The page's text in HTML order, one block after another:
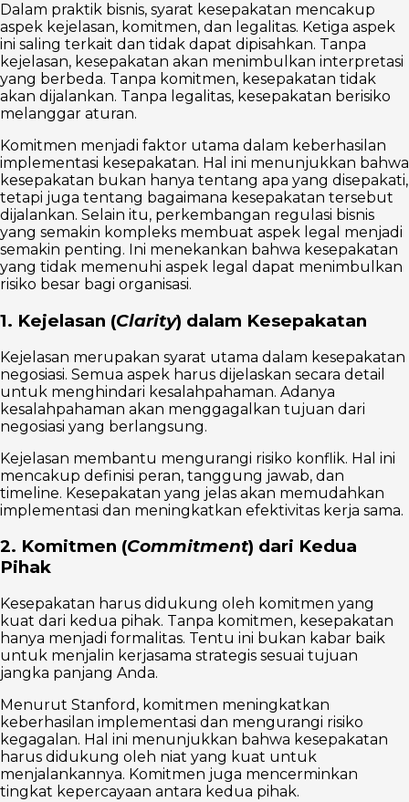
Dalam praktik bisnis, syarat kesepakatan mencakup
aspek kejelasan, komitmen, dan legalitas. Ketiga aspek
ini saling terkait dan tidak dapat dipisahkan. Tanpa
kejelasan, kesepakatan akan menimbulkan interpretasi
yang berbeda. Tanpa komitmen, kesepakatan tidak
akan dijalankan. Tanpa legalitas, kesepakatan berisiko
melanggar aturan.
Komitmen menjadi faktor utama dalam keberhasilan
implementasi kesepakatan. Hal ini menunjukkan bahwa
kesepakatan bukan hanya tentang apa yang disepakati,
tetapi juga tentang bagaimana kesepakatan tersebut
dijalankan. Selain itu, perkembangan regulasi bisnis
yang semakin kompleks membuat aspek legal menjadi
semakin penting. Ini menekankan bahwa kesepakatan
yang tidak memenuhi aspek legal dapat menimbulkan
risiko besar bagi organisasi.
1. Kejelasan (Clarity) dalam Kesepakatan
Kejelasan merupakan syarat utama dalam kesepakatan
negosiasi. Semua aspek harus dijelaskan secara detail
untuk menghindari kesalahpahaman. Adanya
kesalahpahaman akan menggagalkan tujuan dari
negosiasi yang berlangsung.
Kejelasan membantu mengurangi risiko konflik. Hal ini
mencakup definisi peran, tanggung jawab, dan
timeline. Kesepakatan yang jelas akan memudahkan
implementasi dan meningkatkan efektivitas kerja sama.
2. Komitmen (Commitment) dari Kedua
Pihak
Kesepakatan harus didukung oleh komitmen yang
kuat dari kedua pihak. Tanpa komitmen, kesepakatan
hanya menjadi formalitas. Tentu ini bukan kabar baik
untuk menjalin kerjasama strategis sesuai tujuan
jangka panjang Anda.
Menurut Stanford, komitmen meningkatkan
keberhasilan implementasi dan mengurangi risiko
kegagalan. Hal ini menunjukkan bahwa kesepakatan
harus didukung oleh niat yang kuat untuk
menjalankannya. Komitmen juga mencerminkan
tingkat kepercayaan antara kedua pihak.